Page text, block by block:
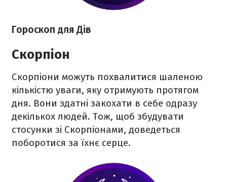
Гороскоп для Дів
Скорпіон
Скорпіони можуть похвалитися шаленою
кількістю уваги, яку отримують протягом
дня. Вони здатні закохати в себе одразу
декількох людей. Тож, щоб збудувати
стосунки зі Скорпіонами, доведеться
поборотися за їхнє серце.